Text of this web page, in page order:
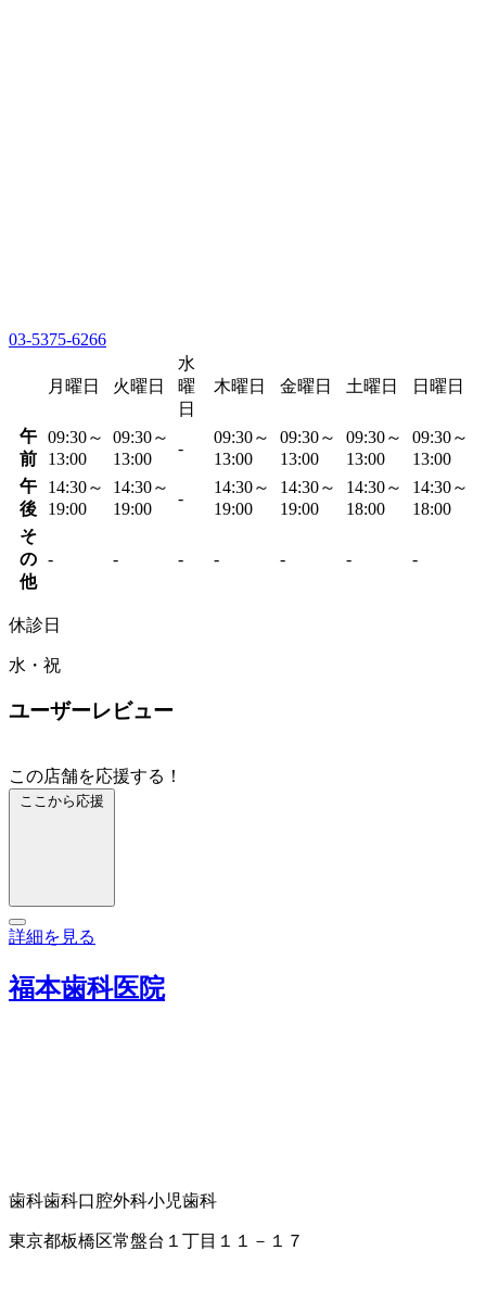
03-5375-6266
月曜日 火曜日
水
曜
日
木曜日 金曜日 土曜日 日曜日
午
前
09:30～
13:00
09:30～
13:00
-
09:30～
13:00
09:30～
13:00
09:30～
13:00
09:30～
13:00
午
後
14:30～
19:00
14:30～
19:00
-
14:30～
19:00
14:30～
19:00
14:30～
18:00
14:30～
18:00
そ
の
他
- - - - - - -
休診日
水・祝
ユーザーレビュー
この店舗を応援する！
ここから応援
詳細を見る
福本歯科医院
歯科歯科口腔外科小児歯科
東京都板橋区常盤台１丁目１１－１７